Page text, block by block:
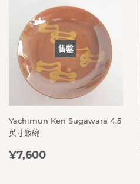
售罄
Yachimun Ken Sugawara 4.5
英寸飯碗
定
¥7,600